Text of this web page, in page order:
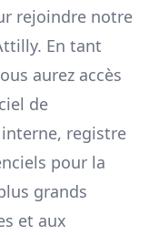
rejoindre notre
. En tant
aurez accès
de
registre
pour la
grands
et aux